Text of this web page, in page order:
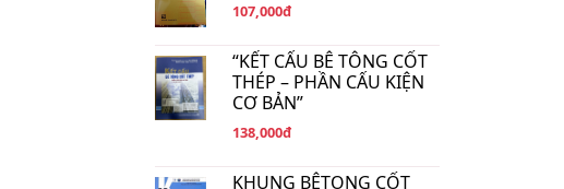
107,000đ
“KẾT CẤU BÊ TÔNG CỐT
THÉP – PHẦN CẤU KIỆN
CƠ BẢN”
138,000đ
KHUNG BÊTONG CỐT